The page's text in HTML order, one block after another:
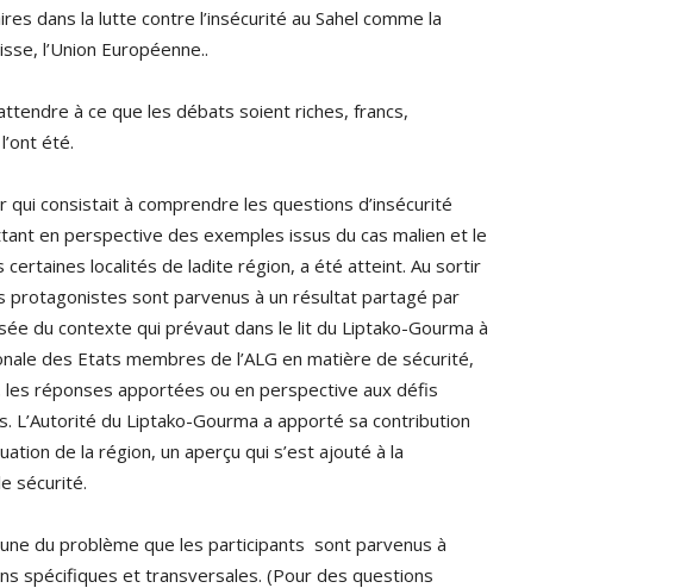
dans la lutte contre l’insécurité au Sahel comme la
l’Union Européenne..
à ce que les débats soient riches, francs,
été.
qui consistait à comprendre les questions d’insécurité
en perspective des exemples issus du cas malien et le
certaines localités de ladite région, a été atteint. Au sortir
sont parvenus à un résultat partagé par
du contexte qui prévaut dans le lit du Liptako-Gourma à
des Etats membres de l’ALG en matière de sécurité,
réponses apportées ou en perspective aux défis
L’Autorité du Liptako-Gourma a apporté sa contribution
de la région, un aperçu qui s’est ajouté à la
sécurité.
du problème que les participants sont parvenus à
spécifiques et transversales. (Pour des questions